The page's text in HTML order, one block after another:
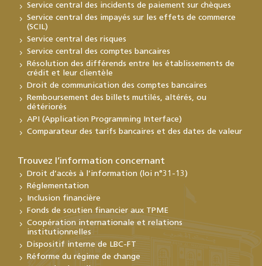
Service central des incidents de paiement sur chèques
Service central des impayés sur les effets de commerce
(SCIL)
Service central des risques
Service central des comptes bancaires
Résolution des différends entre les établissements de
crédit et leur clientèle
Droit de communication des comptes bancaires
Remboursement des billets mutilés, altérés, ou
détériorés
API (Application Programming Interface)
Comparateur des tarifs bancaires et des dates de valeur
Trouvez l’information concernant
Droit d’accès à l’information (loi n°31-13)
Réglementation
Inclusion financière
Fonds de soutien financier aux TPME
Coopération internationale et relations
institutionnelles
Dispositif interne de LBC-FT
Réforme du régime de change